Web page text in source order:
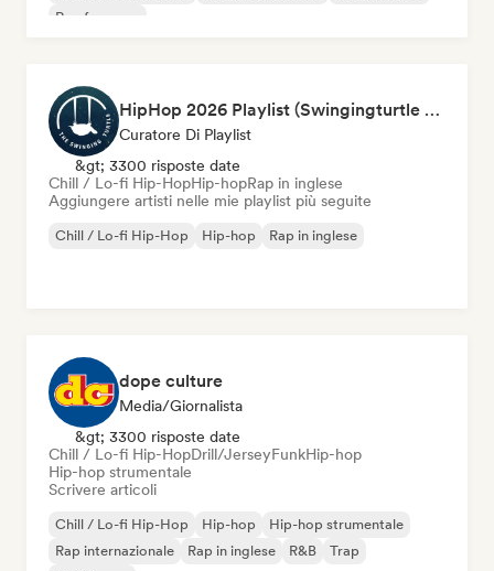
Rap francese
HipHop 2026 Playlist (Swingingturtle Records)
Curatore Di Playlist
&gt; 3300 risposte date
Chill / Lo-fi Hip-HopHip-hopRap in inglese
Aggiungere artisti nelle mie playlist più seguite
Chill / Lo-fi Hip-Hop Hip-hop Rap in inglese
dope culture
Media/Giornalista
&gt; 3300 risposte date
Chill / Lo-fi Hip-HopDrill/JerseyFunkHip-hop
Hip-hop strumentale
Scrivere articoli
Chill / Lo-fi Hip-Hop Hip-hop
Hip-hop strumentale
Rap internazionale
Rap in inglese R&B
Trap